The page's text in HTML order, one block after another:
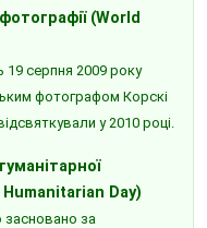
(World
19 серпня 2009 року
фотографом Корскі
у 2010 році.
Day)
засновано за